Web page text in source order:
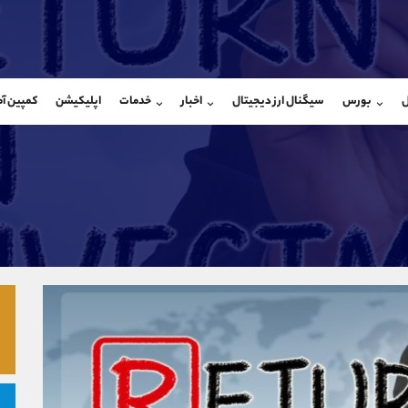
بورس سیگنال ارز دیجیتال اخبار خدمات اپلیکیشن کمپین
شروع